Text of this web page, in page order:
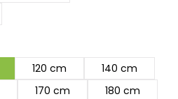
120 cm
140 cm
170 cm
180 cm